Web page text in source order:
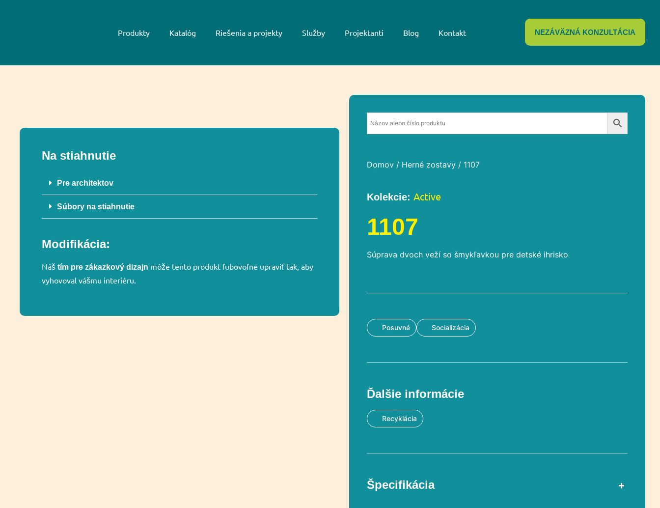
Produkty Katalóg Riešenia a projekty Služby Projektanti Blog Kontakt NEZÁVÄZNÁ KONZULTÁCIA
Na stiahnutie
Pre architektov
Súbory na stiahnutie
Modifikácia:
Náš tím pre zákazkový dizajn môže tento produkt ľubovoľne upraviť tak, aby
vyhovoval vášmu interiéru.
Domov/ Herné zostavy/ 1107
Kolekcie: Active
1107
Súprava dvoch veží so šmykľavkou pre detské ihrisko
Posuvné Socializácia
Ďalšie informácie
Recyklácia
Špecifikácia